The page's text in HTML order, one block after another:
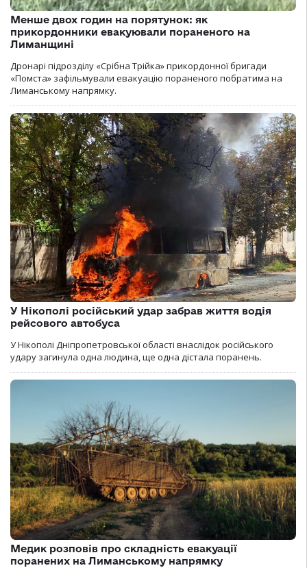
Менше двох годин на порятунок: як
прикордонники евакуювали пораненого на
Лиманщині
Дронарі підрозділу «Срібна Трійка» прикордонної бригади
«Помста» зафільмували евакуацію пораненого побратима на
Лиманському напрямку.
У Нікополі російський удар забрав життя водія
рейсового автобуса
У Нікополі Дніпропетровської області внаслідок російського
удару загинула одна людина, ще одна дістала поранень.
Медик розповів про складність евакуації
поранених на Лиманському напрямку